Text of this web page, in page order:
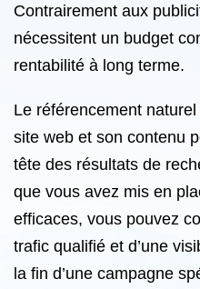
Contrairement aux
nécessitent un budget
rentabilité à long terme.
Le référencement
site web et son contenu
tête des résultats de
que vous avez mis en
efficaces, vous pouvez
trafic qualifié et d’une
la fin d’une campagne